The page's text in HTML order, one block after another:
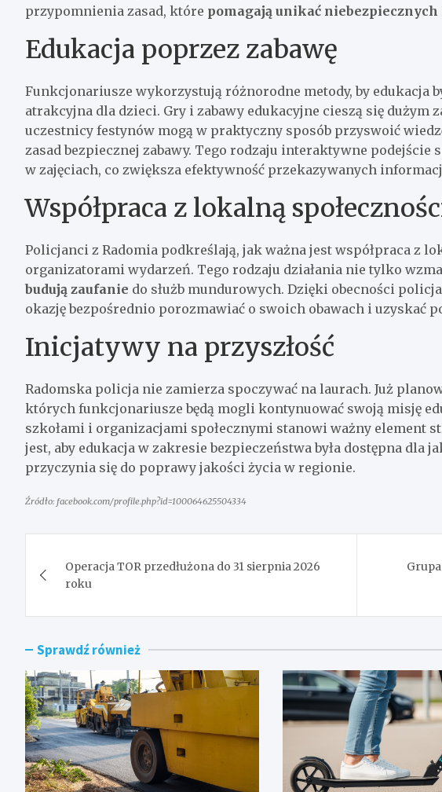
przypomnienia zasad, które pomagają unikać niebezpiecznych
Edukacja poprzez zabawę
Funkcjonariusze wykorzystują różnorodne metody, by edukacja
atrakcyjna dla dzieci. Gry i zabawy edukacyjne cieszą się dużym
uczestnicy festynów mogą w praktyczny sposób przyswoić
zasad bezpiecznej zabawy. Tego rodzaju interaktywne podejście
w zajęciach, co zwiększa efektywność przekazywanych
Współpraca z lokalną
Policjanci z Radomia podkreślają, jak ważna jest współpraca z
organizatorami wydarzeń. Tego rodzaju działania nie tylko
budują zaufanie do służb mundurowych. Dzięki obecności
okazję bezpośrednio porozmawiać o swoich obawach i uzyskać
Inicjatywy na przyszłość
Radomska policja nie zamierza spoczywać na laurach. Już
których funkcjonariusze będą mogli kontynuować swoją misję
szkołami i organizacjami społecznymi stanowi ważny element
jest, aby edukacja w zakresie bezpieczeństwa była dostępna dla
przyczynia się do poprawy jakości życia w regionie.
Źródło: facebook.com/profile.php?id=100064625504334
wpisu
Operacja TOR przedłużona do 31 sierpnia 2026
roku
Sprawdź również